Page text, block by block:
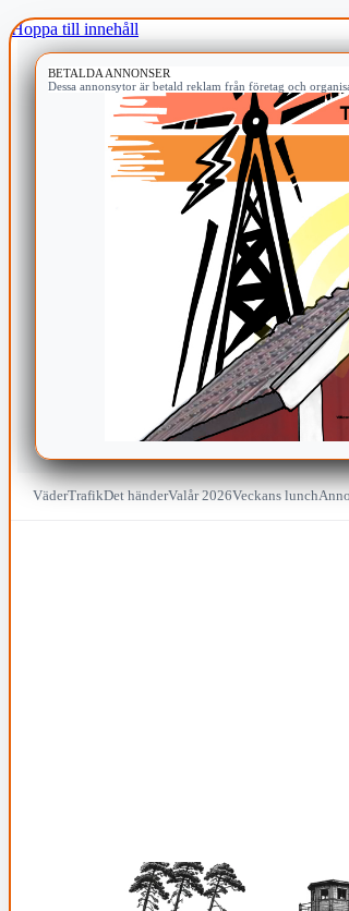
Hoppa till innehåll
BETALDA ANNONSER
Dessa annonsytor är betald reklam från företag och
VäderTrafikDet händerValår 2026Veckans lunch